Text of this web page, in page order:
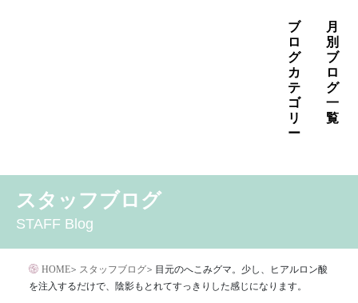
キ
ブ
ロ
グ
カ
テ
ゴ
リ
ー
その他の治療
たるみ治療
アレルギー・アトピー・花粉症
クリニック
サプリメント
月
別
ブ
ロ
グ
一
覧
2026年5月
2026年4月
2026年2月
スタッフブログ
STAFF Blog
HOME> スタッフブログ> 目元のへこみグマ。少し、ヒアルロン酸
を注入するだけで、陰影もとれてすっきりした感じになります。